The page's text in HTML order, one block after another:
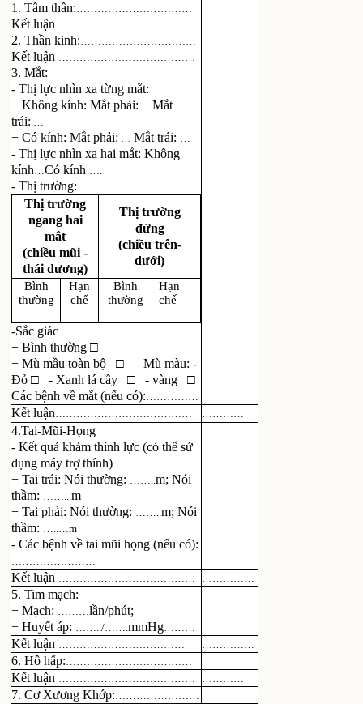
1. Tâm thần:……………………………
Kết luận …………………………………
2. Thần kinh:……………………………
Kết luận …………………………………
3. Mắt:
- Thị lực nhìn xa từng mắt:
+ Không kính: Mắt phải: …Mắt
trái: …
+ Có kính: Mắt phải: …Mắt trái: …
- Thị lực nhìn xa hai mắt: Không
kính…Có kính ….
- Thị trường:
Thị trường
ngang hai
mắt
(chiều mũi -
thái dương)
Thị trường
đứng
(chiều trên-
dưới)
Bình
thường
Hạn
chế
Bình
thường
Hạn
chế
-Sắc giác
+ Bình thường □
+ Mù mầu toàn bộ □ Mù màu: -
Đỏ □ - Xanh lá cây □ - vàng □
Các bệnh về mắt (nếu có):……………
Kết luận………………………………… …………
4.Tai-Mũi-Họng
- Kết quả khám thính lực (có thể sử
dụng máy trợ thính)
+ Tai trái: Nói thường: ……..m;Nói
thầm: ……..m
+ Tai phải: Nói thường: ……..m; Nói
thầm: …..…m
- Các bệnh về tai mũi họng (nếu có):
……………………
Kết luận ………………………………… ……………
5. Tim mạch:
+ Mạch: ………lần/phút;
+ Huyết áp: ……../…….mmHg………
Kết luận ……………………………… ……………
6. Hô hấp:………………………………
Kết luận ………………………………… …………
7. Cơ Xương Khớp:……………………